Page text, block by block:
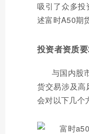
吸引了众多投
述富时A50期
投资者资质
与国内股
货交易涉及高
会对以下几个